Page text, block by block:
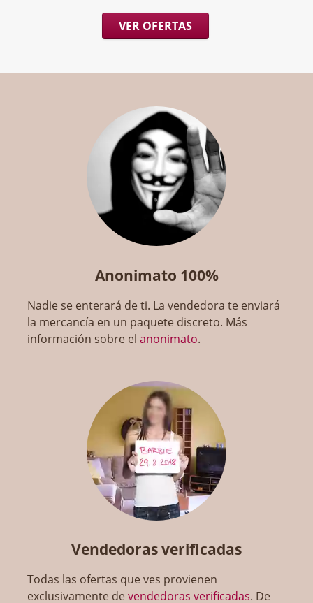
VER OFERTAS
Anonimato 100%
Nadie se enterará de ti. La vendedora te enviará
la mercancía en un paquete discreto. Más
información sobre elanonimato.
Vendedoras verificadas
Todas las ofertas que ves provienen
exclusivamente devendedoras verificadas. De